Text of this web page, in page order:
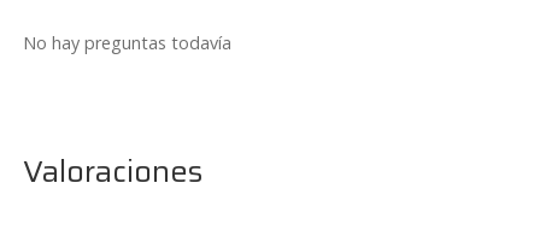
No hay preguntas todavía
Valoraciones